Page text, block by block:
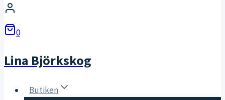
0
Lina Björkskog
Butiken